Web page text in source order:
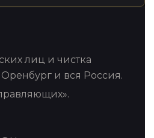
лиц и чистка
и вся Россия.